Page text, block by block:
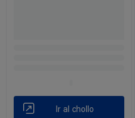
Ir al chollo